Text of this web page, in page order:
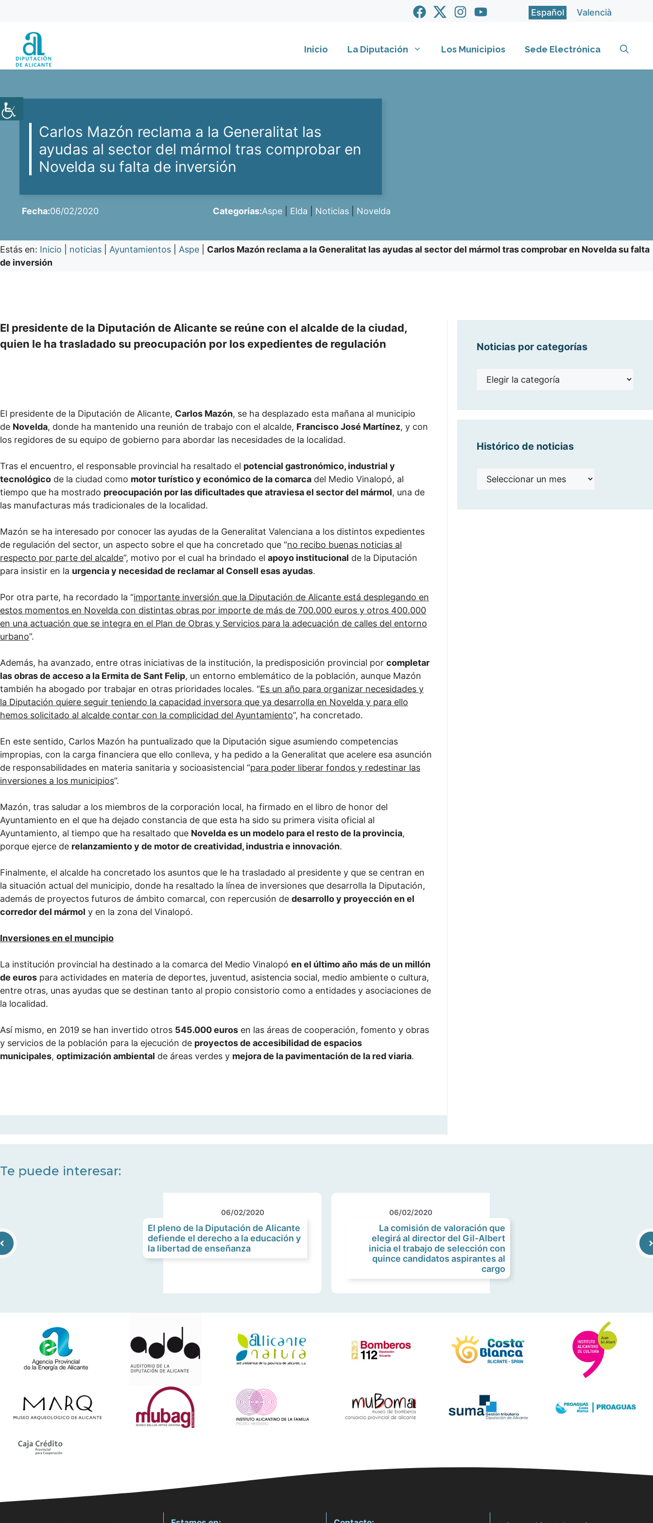
contenido
Español Valencià
Inicio La Diputación Los Municipios Sede Electrónica
Carlos Mazón reclama a la Generalitat las
ayudas al sector del mármol tras comprobar en
Novelda su falta de inversión
Fecha:06/02/2020 Categorías:Aspe Elda Noticias Novelda
Estás en: Inicio noticias Ayuntamientos Aspe
Carlos Mazón reclama a la Generalitat las ayudas al sector del mármol tras comprobar en Novelda su falta
de inversión
El presidente de la Diputación de Alicante se reúne con el alcalde de la ciudad,
quien le ha trasladado su preocupación por los expedientes de regulación
El presidente de la Diputación de Alicante, Carlos Mazón, se ha desplazado esta mañana al municipio
de Novelda, donde ha mantenido una reunión de trabajo con el alcalde, Francisco José Martínez, y con
los regidores de su equipo de gobierno para abordar las necesidades de la localidad.
Tras el encuentro, el responsable provincial ha resaltado el potencial gastronómico, industrial y
tecnológico de la ciudad como motor turístico y económico de la comarca del Medio Vinalopó, al
tiempo que ha mostrado preocupación por las dificultades que atraviesa el sector del mármol, una de
las manufacturas más tradicionales de la localidad.
Mazón se ha interesado por conocer las ayudas de la Generalitat Valenciana a los distintos expedientes
de regulación del sector, un aspecto sobre el que ha concretado que “no recibo buenas noticias al
respecto por parte del alcalde”, motivo por el cual ha brindado el apoyo institucional de la Diputación
para insistir en la urgencia y necesidad de reclamar al Consell esas ayudas.
Por otra parte, ha recordado la “importante inversión que la Diputación de Alicante está desplegando en
estos momentos en Novelda con distintas obras por importe de más de 700.000 euros y otros 400.000
en una actuación que se integra en el Plan de Obras y Servicios para la adecuación de calles del entorno
urbano”.
Además, ha avanzado, entre otras iniciativas de la institución, la predisposición provincial por completar
las obras de acceso a la Ermita de Sant Felip, un entorno emblemático de la población, aunque Mazón
también ha abogado por trabajar en otras prioridades locales. “Es un año para organizar necesidades y
la Diputación quiere seguir teniendo la capacidad inversora que ya desarrolla en Novelda y para ello
hemos solicitado al alcalde contar con la complicidad del Ayuntamiento”, ha concretado.
En este sentido, Carlos Mazón ha puntualizado que la Diputación sigue asumiendo competencias
impropias, con la carga financiera que ello conlleva, y ha pedido a la Generalitat que acelere esa asunción
de responsabilidades en materia sanitaria y socioasistencial “para poder liberar fondos y redestinar las
inversiones a los municipios”.
Mazón, tras saludar a los miembros de la corporación local, ha firmado en el libro de honor del
Ayuntamiento en el que ha dejado constancia de que esta ha sido su primera visita oficial al
Ayuntamiento, al tiempo que ha resaltado que Novelda es un modelo para el resto de la provincia,
porque ejerce de relanzamiento y de motor de creatividad, industria e innovación.
Finalmente, el alcalde ha concretado los asuntos que le ha trasladado al presidente y que se centran en
la situación actual del municipio, donde ha resaltado la línea de inversiones que desarrolla la Diputación,
además de proyectos futuros de ámbito comarcal, con repercusión de desarrollo y proyección en el
corredor del mármol y en la zona del Vinalopó.
Inversiones en el muncipio
La institución provincial ha destinado a la comarca del Medio Vinalopó en el último año más de un millón
de euros para actividades en materia de deportes, juventud, asistencia social, medio ambiente o cultura,
entre otras, unas ayudas que se destinan tanto al propio consistorio como a entidades y asociaciones de
la localidad.
Así mismo, en 2019 se han invertido otros 545.000 euros en las áreas de cooperación, fomento y obras
y servicios de la población para la ejecución de proyectos de accesibilidad de espacios
municipales, optimización ambiental de áreas verdes y mejora de la pavimentación de la red viaria.
Noticias por categorías
Noticias
Histórico de noticias
Histórico
Te puede interesar:
06/02/2020
El pleno de la Diputación de Alicante
defiende el derecho a la educación y
la libertad de enseñanza
06/02/2020
La comisión de valoración que
elegirá al director del Gil-Albert
inicia el trabajo de selección con
quince candidatos aspirantes al
cargo